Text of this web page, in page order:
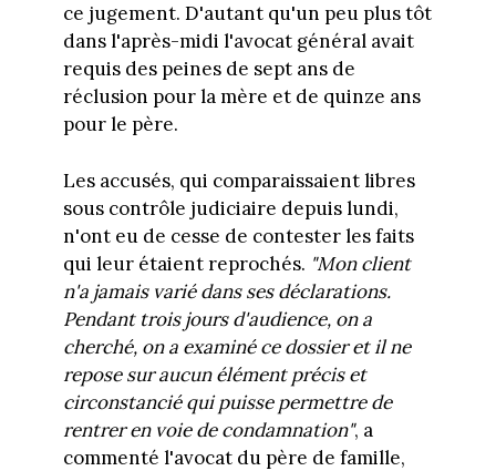
ce jugement. D'autant qu'un peu plus tôt
dans l'après-midi l'avocat général avait
requis des peines de sept ans de
réclusion pour la mère et de quinze ans
pour le père.
Les accusés, qui comparaissaient libres
sous contrôle judiciaire depuis lundi,
n'ont eu de cesse de contester les faits
qui leur étaient reprochés. "Mon client
n'a jamais varié dans ses déclarations.
Pendant trois jours d'audience, on a
cherché, on a examiné ce dossier et il ne
repose sur aucun élément précis et
circonstancié qui puisse permettre de
rentrer en voie de condamnation", a
commenté l'avocat du père de famille,